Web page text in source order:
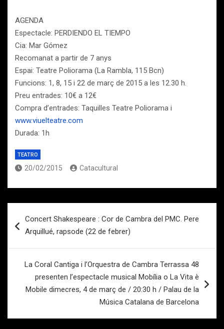
AGENDA
Espectacle: PERDIENDO EL TIEMPO
Cia: Mar Gómez
Recomanat a partir de 7 anys
Espai: Teatre Poliorama (La Rambla, 115 Bcn)
Funcions: 1, 8, 15 i 22 de març de 2015 a les 12.30 h.
Preu entrades: 10€ a 12€
Compra d’entrades: Taquilles Teatre Poliorama i
www.viuelteatre.com
Durada: 1h
TEATRO
20/02/2015 Catacultural
de
Concert Shakespeare : Cor de Cambra del PMC. Pere
Arquillué, rapsode (22 de febrer)
La Coral Cantiga i l’Orquestra de Cambra Terrassa 48
presenten l’espectacle musical Mobília o La Vita è
Mobile dimecres, 4 de març de / 20:30 h / Palau de la
Música Catalana de Barcelona